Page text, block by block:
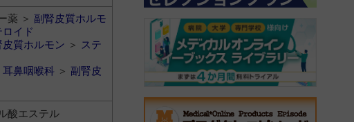
薬 ＞ 副腎皮質ホルモ
イド
皮質ホルモン ＞ ステ
耳鼻咽喉科 ＞ 副腎皮
酸エステル